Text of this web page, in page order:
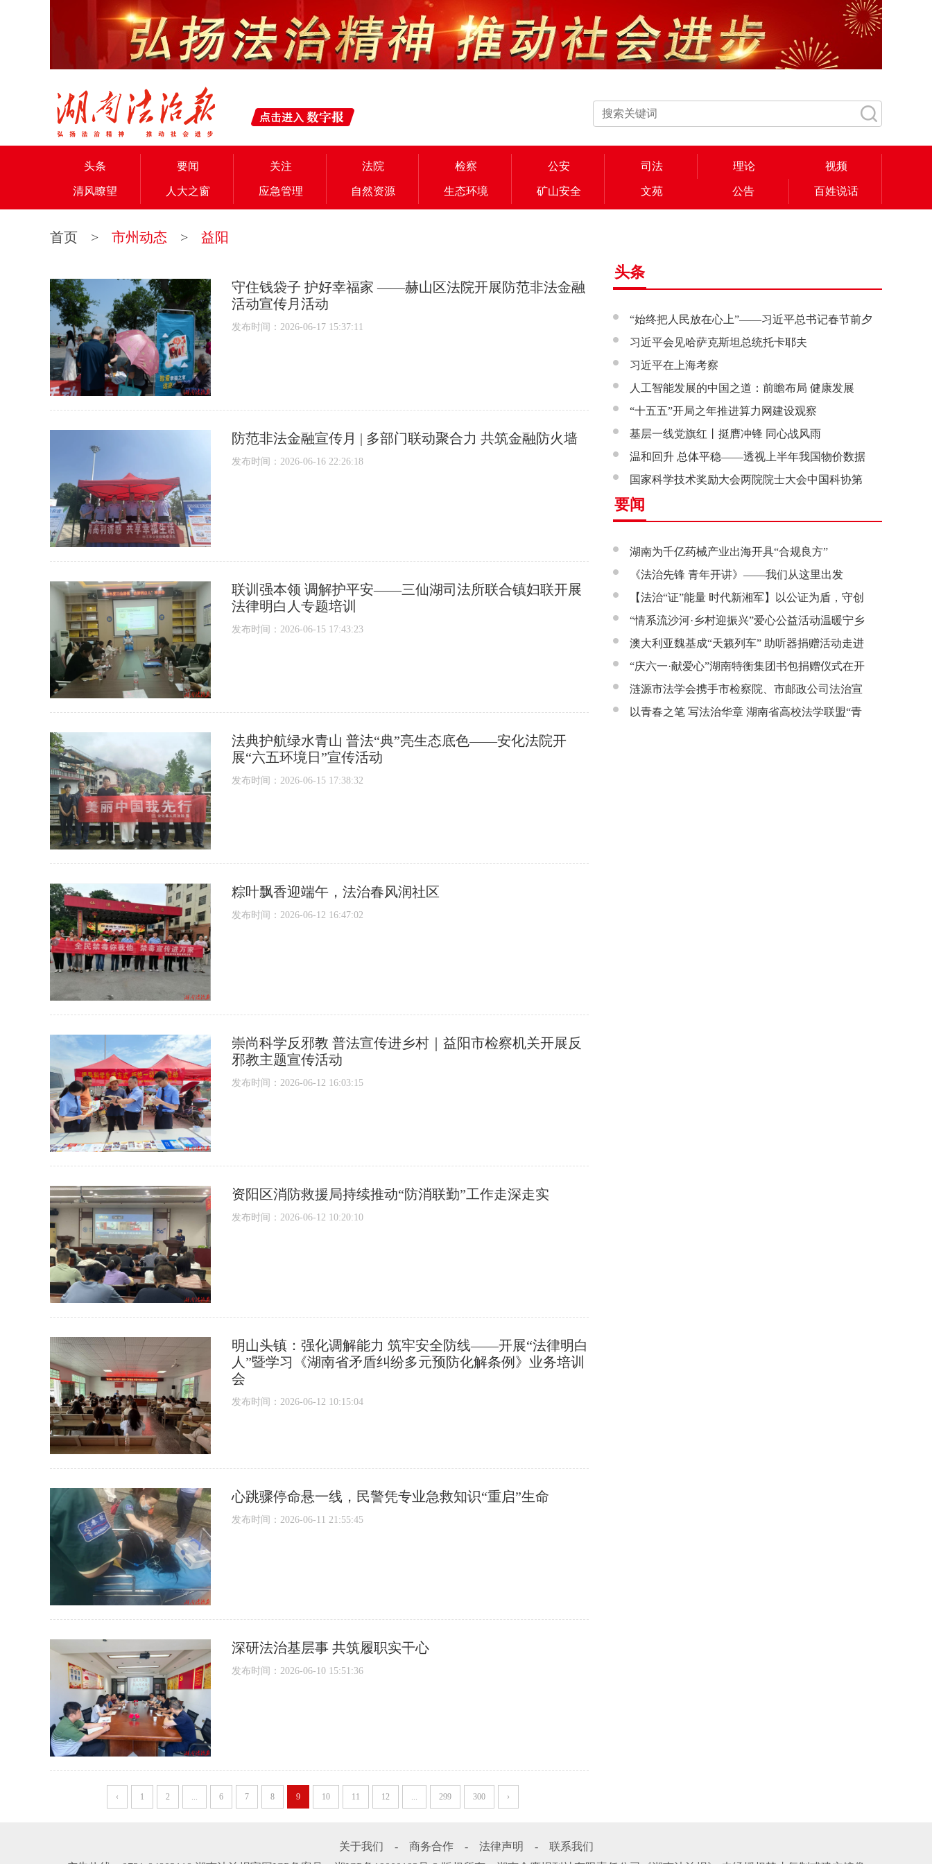
头条 要闻 关注 法院 检察 公安 司法 理论 视频
清风瞭望 人大之窗 应急管理 自然资源 生态环境 矿山安全 文苑 公告 百姓说话
首页 > 市州动态 > 益阳
守住钱袋子 护好幸福家 ——赫山区法院开展防范非法金融
活动宣传月活动
发布时间：2026-06-17 15:37:11
防范非法金融宣传月 | 多部门联动聚合力 共筑金融防火墙
发布时间：2026-06-16 22:26:18
联训强本领 调解护平安——三仙湖司法所联合镇妇联开展
法律明白人专题培训
发布时间：2026-06-15 17:43:23
法典护航绿水青山 普法“典”亮生态底色——安化法院开
展“六五环境日”宣传活动
发布时间：2026-06-15 17:38:32
粽叶飘香迎端午，法治春风润社区
发布时间：2026-06-12 16:47:02
崇尚科学反邪教 普法宣传进乡村｜益阳市检察机关开展反
邪教主题宣传活动
发布时间：2026-06-12 16:03:15
资阳区消防救援局持续推动“防消联勤”工作走深走实
发布时间：2026-06-12 10:20:10
明山头镇：强化调解能力 筑牢安全防线——开展“法律明白
人”暨学习《湖南省矛盾纠纷多元预防化解条例》业务培训
会
发布时间：2026-06-12 10:15:04
心跳骤停命悬一线，民警凭专业急救知识“重启”生命
发布时间：2026-06-11 21:55:45
深研法治基层事 共筑履职实干心
发布时间：2026-06-10 15:51:36
‹ 1 2 ... 6 7 8 9 10 11 12 ... 299 300 ›
头条
“始终把人民放在心上”——习近平总书记春节前夕
赴辽宁看望慰问基层干部群众纪实
习近平会见哈萨克斯坦总统托卡耶夫
习近平在上海考察
人工智能发展的中国之道：前瞻布局 健康发展
“十五五”开局之年推进算力网建设观察
基层一线党旗红丨挺膺冲锋 同心战风雨
温和回升 总体平稳——透视上半年我国物价数据
国家科学技术奖励大会两院院士大会中国科协第
十一次全国代表大会在京召开
要闻
湖南为千亿药械产业出海开具“合规良方”
《法治先锋 青年开讲》——我们从这里出发
【法治“证”能量 时代新湘军】以公证为盾，守创
新之魂 湖南青年公证人为知识产权保护筑牢防线
“情系流沙河·乡村迎振兴”爱心公益活动温暖宁乡
市流沙河镇
澳大利亚魏基成“天籁列车” 助听器捐赠活动走进
开慧镇
“庆六一·献爱心”湖南特衡集团书包捐赠仪式在开
慧镇举行
涟源市法学会携手市检察院、市邮政公司法治宣
讲走进七星街镇仙洞中学
以青春之笔 写法治华章 湖南省高校法学联盟“青
关于我们 - 商务合作 - 法律声明 -
联系我们